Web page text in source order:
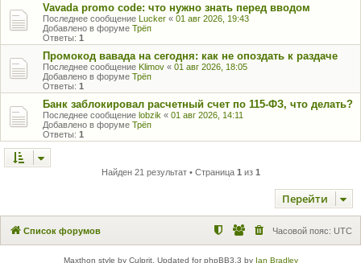
Vavada promo code: что нужно знать перед вводом
Последнее сообщение Lucker « 01 авг 2026, 19:43
Добавлено в форуме Трёп
Ответы: 1
Промокод вавада на сегодня: как не опоздать к раздаче
Последнее сообщение Klimov « 01 авг 2026, 18:05
Добавлено в форуме Трёп
Ответы: 1
Банк заблокировал расчетный счет по 115-ФЗ, что делать?
Последнее сообщение lobzik « 01 авг 2026, 14:11
Добавлено в форуме Трёп
Ответы: 1
Найден 21 результат • Страница 1 из 1
Перейти
Список форумов Часовой пояс: UTC
Maxthon style by Culprit. Updated for phpBB3.3 by Ian Bradley